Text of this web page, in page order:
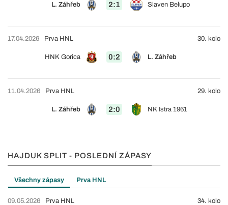
L. Záhřeb 2:1 Slaven Belupo
17.04.2026
HNK Gorica 0:2 L. Záhřeb
Prva HNL 30. kolo
11.04.2026
L. Záhřeb 2:0 NK Istra 1961
Prva HNL 29. kolo
HAJDUK SPLIT - POSLEDNÍ ZÁPASY
Všechny zápasy Prva HNL
09.05.2026 Prva HNL 34. kolo